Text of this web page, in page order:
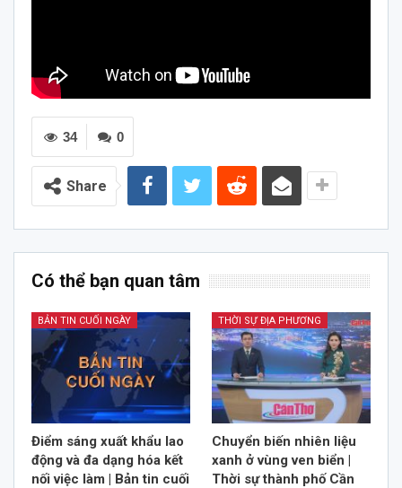
0
34
Share
Có thể bạn quan tâm
BẢN TIN CUỐI NGÀY
Điểm sáng xuất khẩu lao
động và đa dạng hóa kết
nối việc làm | Bản tin cuối
THỜI SỰ ĐỊA PHƯƠNG
Chuyển biến nhiên liệu
xanh ở vùng ven biển |
Thời sự thành phố Cần